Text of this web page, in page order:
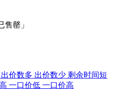
售罄」
出价数多 出价数少 剩余时间短
一口价低 一口价高